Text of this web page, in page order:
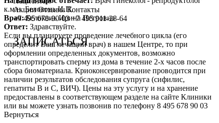
Сотрудничество с врачами
График работы
Фотогалерея
Видео
Истории пациентов
Программы врт и эко
Донорство
Акушерство и гинекология
Андрология
Анализы
Заместитель главного врача
Репродуктолог
Гинеколог
Андролог
Генетик
Эндокринолог
Специалист УЗД
Онлайн-консультации специалистов
Онлайн-оплата
Вопрос специалисту (Вопрос-ответ)
ЭКО по ОМС
Хранение эмбрионов
Налоговый вычет
Проживание
АкцииОтзывыКонтакты
+7 495 678-90-03 +7 495 911-28-64
ЗАПИСАТЬСЯ
к.м.н. Белоконь И.П.
Врач: Белоконь Ирина Петровна
Ответ: Здравствуйте.
Если вы планируете проведение лечебного цикла (его
определит Ваш лечащий врач) в нашем Центре, то при
оформлении определенных документов, возможно
транспортировать сперму из дома в течение 2-х часов после
сбора биоматериала. Криоконсервирование проводится при
наличии результатов обследования супруга (сифилис,
гепатиты В и С, ВИЧ). Цены на эту услугу и на хранение
предоставлены в соответствующем разделе на сайте Клиники
или вы можете узнать позвонив по телефону 8 495 678 90 03
Вернуться